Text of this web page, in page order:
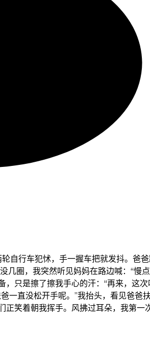
行车犯怵，手一握车把就发抖。爸
圈，我突然听见妈妈在路边喊：“慢
只是擦了擦我手心的汗：“再来，这
直没松开手呢。”我抬头，看见爸
笑着朝我挥手。风拂过耳朵，我第